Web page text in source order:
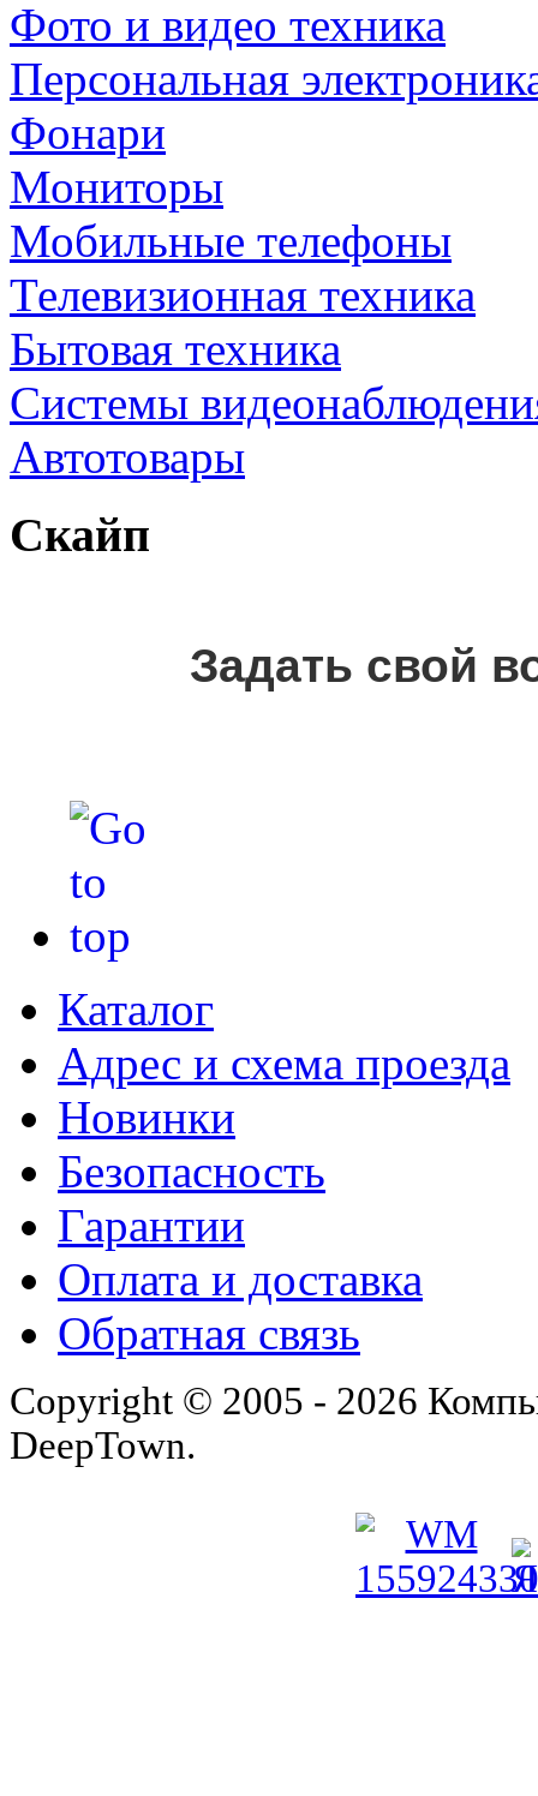
Фото и видео техника
Персональная
Фонари
Мониторы
Мобильные телефоны
Телевизионная техника
Бытовая техника
Cистемы
Автотовары
Скайп
Задать свой
Каталог
Адрес и схема проезда
Новинки
Безопасность
Гарантии
Оплата и доставка
Обратная связь
Copyright © 2005 - 2026
DeepTown.